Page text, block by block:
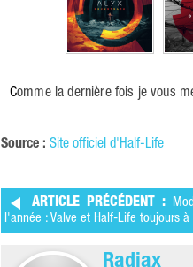
Comme la dernière fois je vous
Source : Site officiel d'Half-Life
ARTICLE PRÉCÉDENT :
l'année : Valve et Half-Life toujours
Radiax